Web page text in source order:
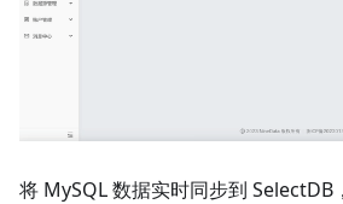
将 MySQL 数据实时同步到 SelectDB